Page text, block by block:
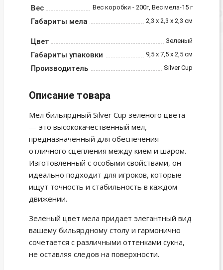
Вес Вес коробки - 200г, Вес мела-15 г
Габариты мела 2,3 х 2,3 х 2,3 см
Цвет Зеленый
Габариты упаковки 9,5 х 7,5 х 2,5 см
Производитель Silver Cup
Описание товара
Мел бильярдный Silver Cup зеленого цвета
— это высококачественный мел,
предназначенный для обеспечения
отличного сцепления между кием и шаром.
Изготовленный с особыми свойствами, он
идеально подходит для игроков, которые
ищут точность и стабильность в каждом
движении.
Зеленый цвет мела придает элегантный вид
вашему бильярдному столу и гармонично
сочетается с различными оттенками сукна,
не оставляя следов на поверхности.